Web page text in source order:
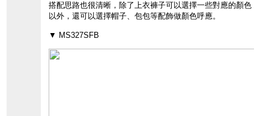
搭配思路也很清晰，除了上衣褲子可以選擇一些對應的顏色
以外，還可以選擇帽子、包包等配飾做顏色呼應。
▼ MS327SFB